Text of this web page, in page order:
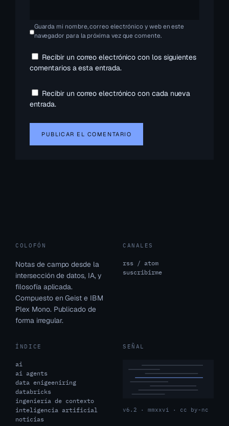
Guarda mi nombre, correo electrónico y web en este
navegador para la próxima vez que comente.
Recibir un correo electrónico con los siguientes
comentarios a esta entrada.
Recibir un correo electrónico con cada nueva
entrada.
COLOFÓN
Notas de campo desde la
intersección de datos, IA, y
filosofía aplicada.
Compuesto en Geist e IBM
Plex Mono. Publicado de
forma irregular.
CANALES
rss / atom
suscribirme
ÍNDICE
ai
ai agents
data enigeeniring
databricks
ingeniería de contexto
inteligencia artificial
noticias
SEÑAL
v6.2 · mmxxvi · cc by-nc